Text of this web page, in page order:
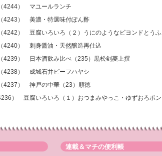
4244） マユールランチ
4243） 美濃・特選味付ぽん酢
4242） 豆腐いろいろ（２）うにのようなビヨンドとうふ
4240） 刺身醤油・天然醸造再仕込
4239） 日本酒飲み比べ（235）黒松剣菱上撰
4238） 成城石井ビーフハヤシ
4237） 神戸の中華（23）順徳
） 豆腐いろいろ（１）おつまみやっこ・ゆずおろポン
連載＆マチの便利帳